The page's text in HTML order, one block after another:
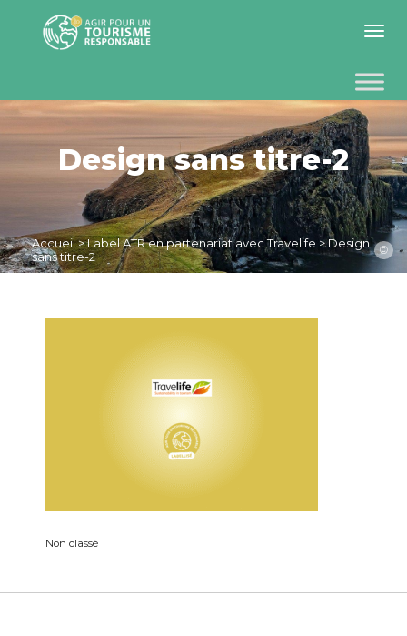
Toggle
Design sans titre-2
Accueil>Label ATR en partenariat avec Travelife >Design
sans titre-2
©
Non classé